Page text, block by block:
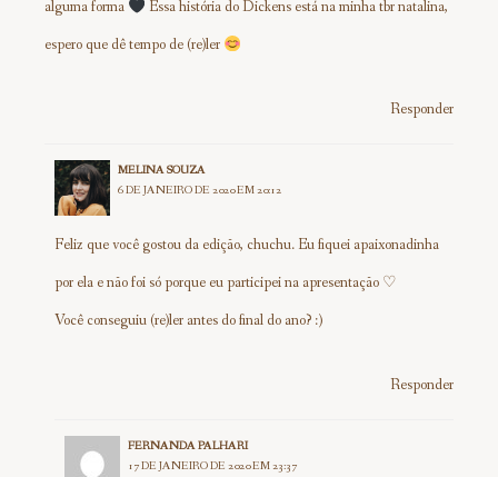
alguma forma
Essa história do Dickens está na minha tbr natalina,
espero que dê tempo de (re)ler
Responder
MELINA SOUZA
6 DE JANEIRO DE 2020 EM 20:12
Feliz que você gostou da edição, chuchu. Eu fiquei apaixonadinha
por ela e não foi só porque eu participei na apresentação ♡
Você conseguiu (re)ler antes do final do ano? :)
Responder
FERNANDA PALHARI
17 DE JANEIRO DE 2020 EM 23:37